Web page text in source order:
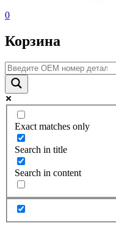
0
Корзина
Exact matches only
Search in title
Search in content